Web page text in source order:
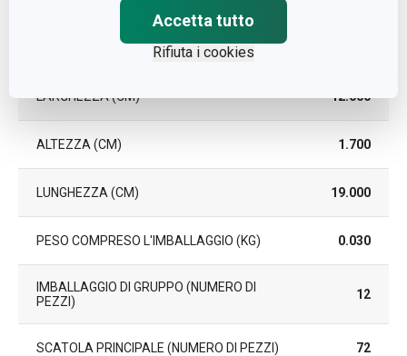
Accetta tutto
Rifiuta i cookies
LARGHEZZA (CM) 12.000
ALTEZZA (CM) 1.700
LUNGHEZZA (CM) 19.000
PESO COMPRESO L'IMBALLAGGIO (KG) 0.030
IMBALLAGGIO DI GRUPPO (NUMERO DI
PEZZI)
12
SCATOLA PRINCIPALE (NUMERO DI PEZZI) 72